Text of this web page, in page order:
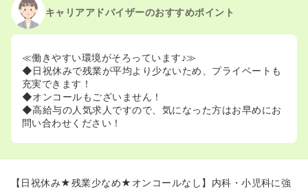
キャリアアドバイザーのおすすめポイント
≪働きやすい環境がそろっています♪≫
◆日祝休みで残業が平均より少ないため、プライベートも
充実できます！
◆オンコールもございません！
◆高給与の人気求人ですので、気になった方はお早めにお
問い合わせください！
【日祝休み★残業少なめ★オンコールなし】内科・小児科に強